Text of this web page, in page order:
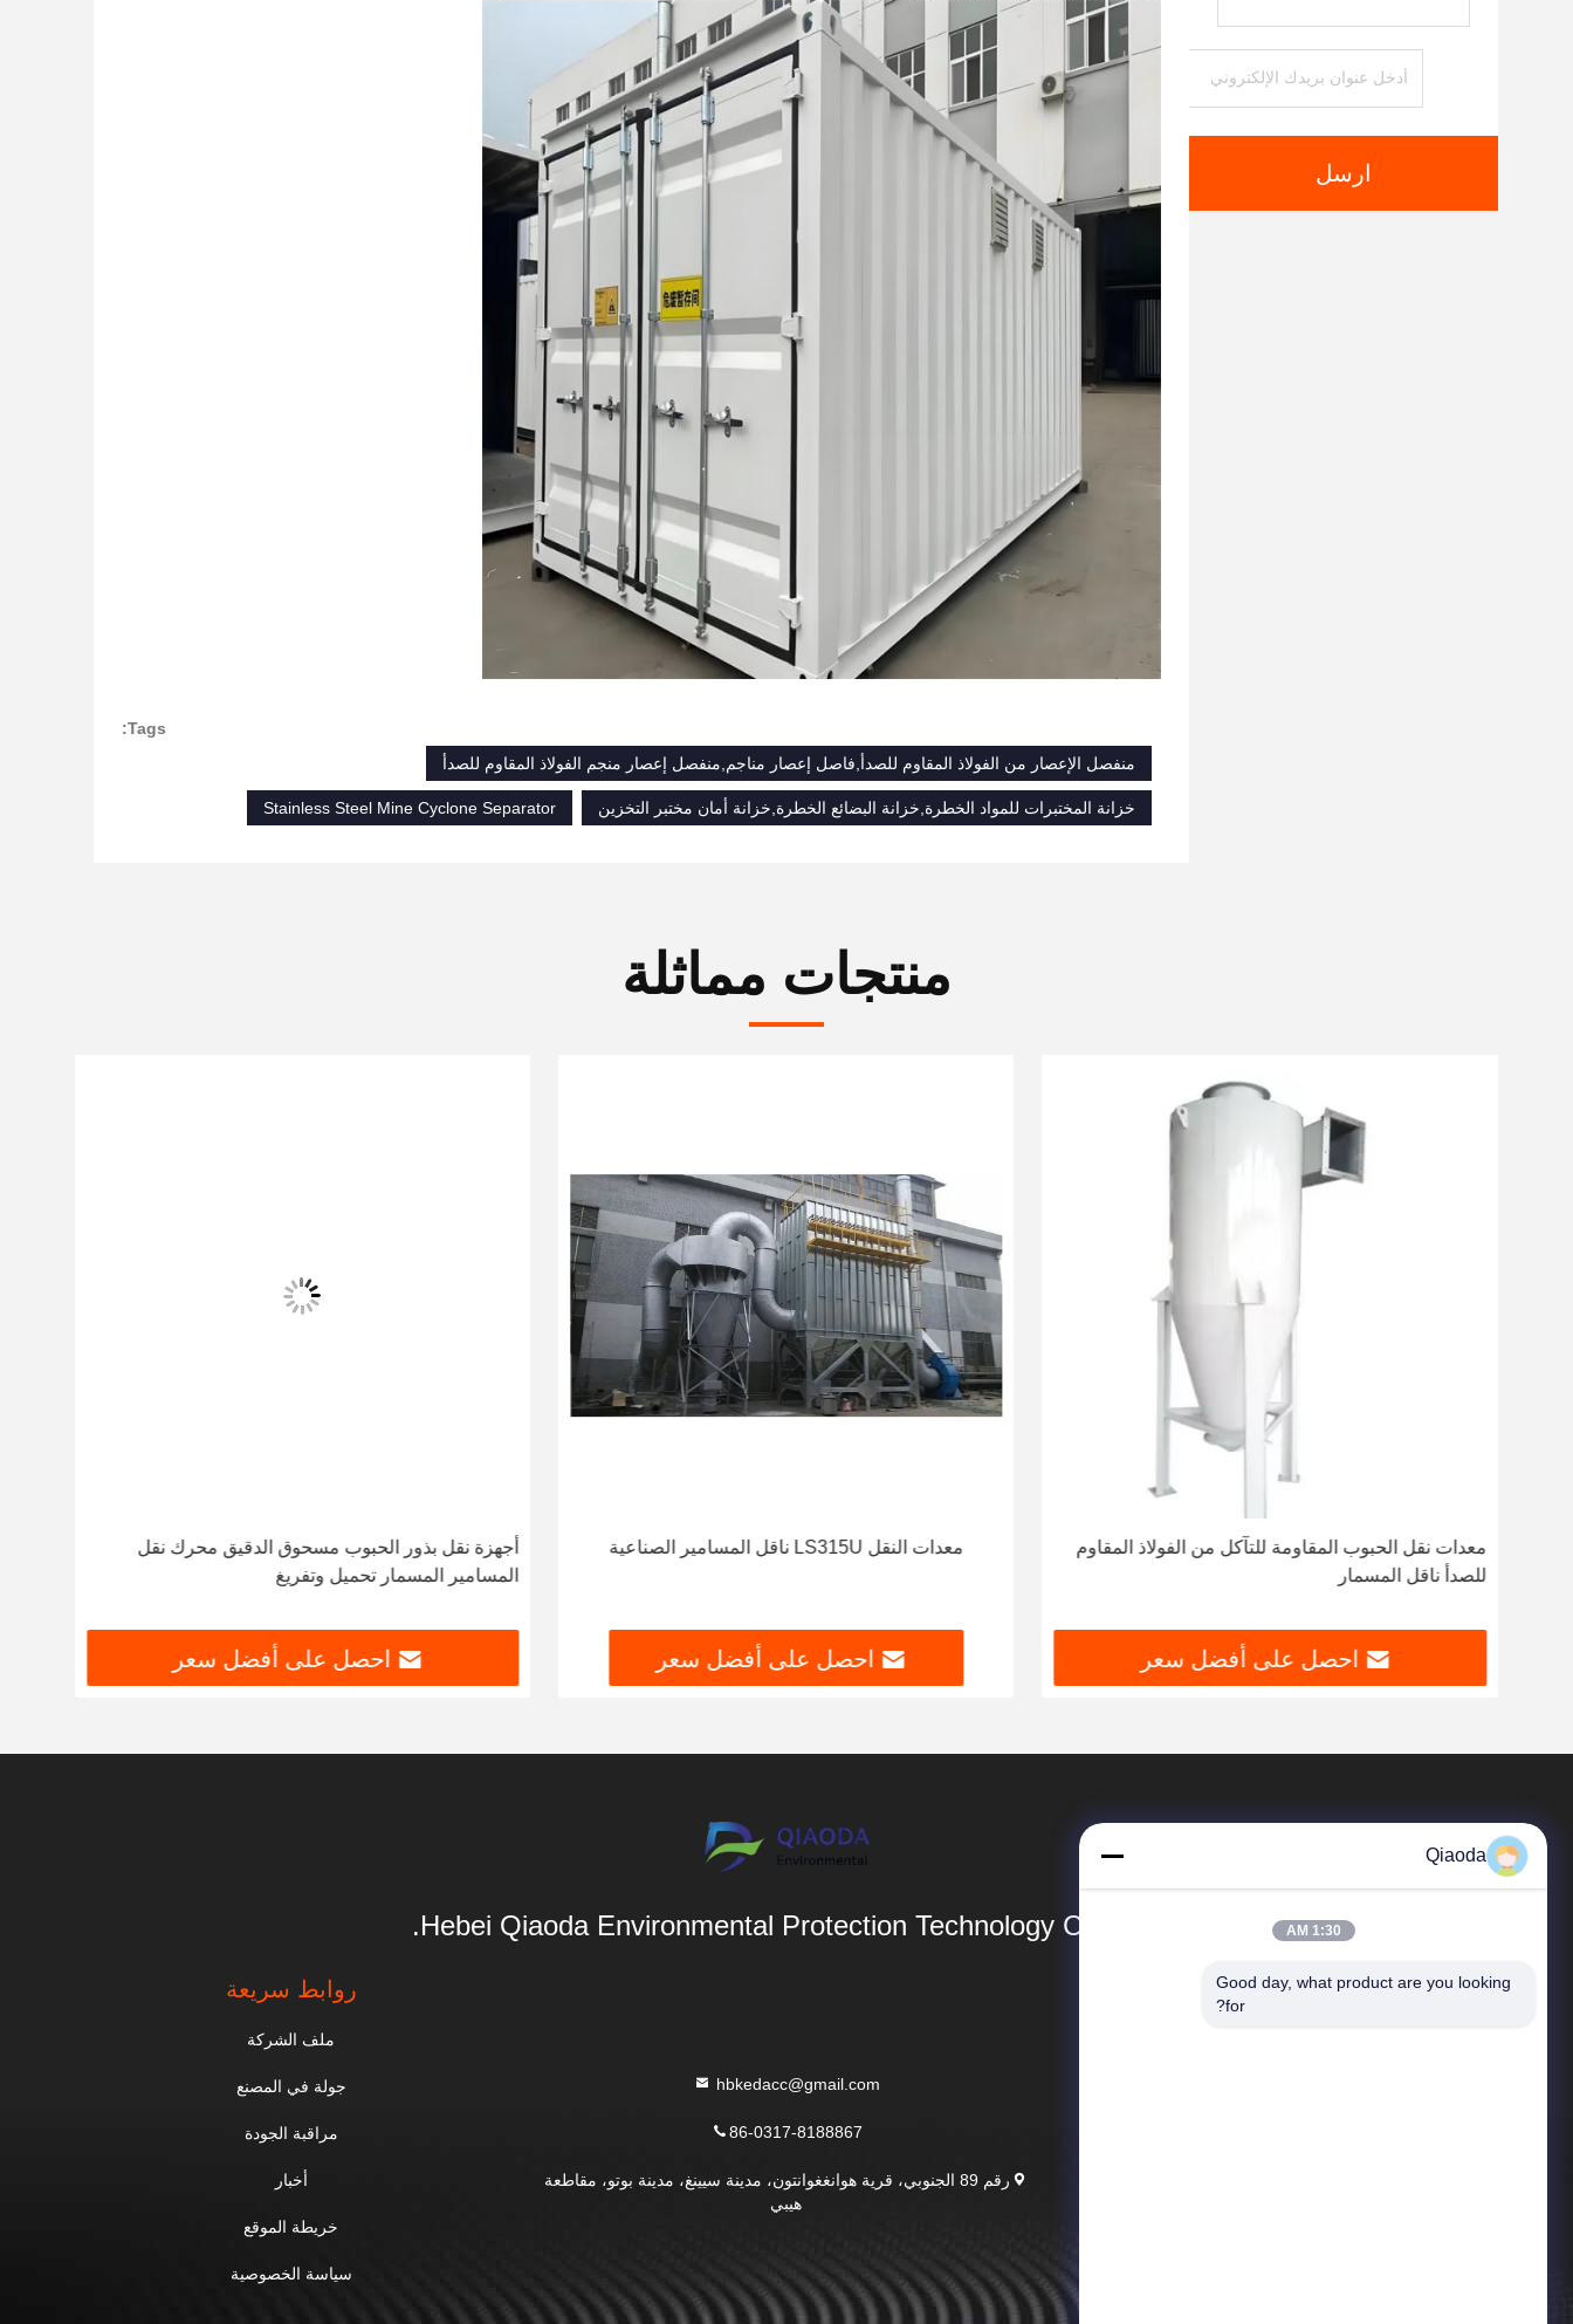
ارسل
Tags:
منفصل الإعصار من الفولاذ المقاوم للصدأ,فاصل إعصار مناجم,منفصل إعصار منجم الفولاذ المقاوم للصدأ
خزانة المختبرات للمواد الخطرة,خزانة البضائع الخطرة,خزانة أمان مختبر التخزين Stainless Steel Mine Cyclone Separator
منتجات مماثلة
معدات نقل الحبوب المقاومة للتآكل من الفولاذ المقاوم
للصدأ ناقل المسمار
احصل على أفضل سعر
معدات النقل LS315U ناقل المسامير الصناعية
احصل على أفضل سعر
أجهزة نقل بذور الحبوب مسحوق الدقيق محرك نقل
المسامير المسمار تحميل وتفريغ
احصل على أفضل سعر
Hebei Qiaoda Environmental Protection Technology Co., Ltd.
المنتجات
hbkedacc@gmail.com
86-0317-8188867
رقم 89 الجنوبي، قرية هوانغغوانتون، مدينة سيينغ، مدينة بوتو، مقاطعة
هيبي
روابط سريعة
ملف الشركة
جولة في المصنع
مراقبة الجودة
أخبار
خريطة الموقع
سياسة الخصوصية
Qiaoda
1:30 AM
Good day, what product are you looking
for?